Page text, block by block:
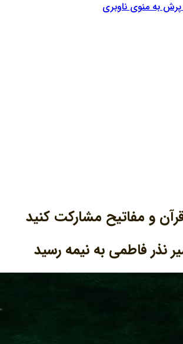
پرش به منوی ناوبری
و مفاتیح مشارکت کنید
نذر فاطمی به نیمه رسید